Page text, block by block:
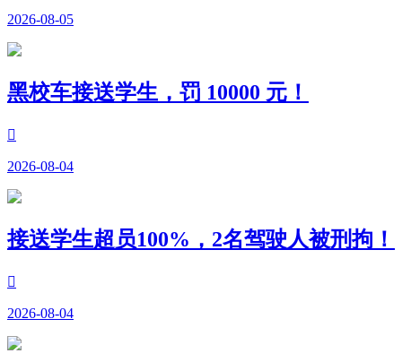
2026-08-05
黑校车接送学生，罚 10000 元！

2026-08-04
接送学生超员100%，2名驾驶人被刑拘！

2026-08-04